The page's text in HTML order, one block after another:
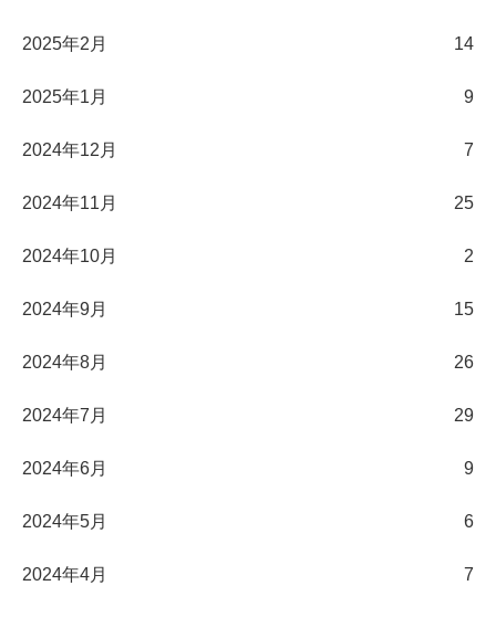
2025年2月 14
2025年1月 9
2024年12月 7
2024年11月 25
2024年10月 2
2024年9月 15
2024年8月 26
2024年7月 29
2024年6月 9
2024年5月 6
2024年4月 7